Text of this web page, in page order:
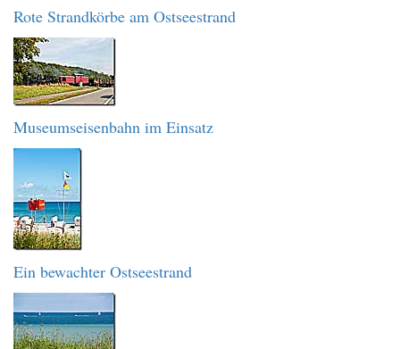
Rote Strandkörbe am Ostseestrand
Museumseisenbahn im Einsatz
Ein bewachter Ostseestrand